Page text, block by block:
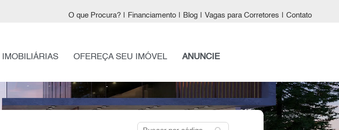
O que Procura? Financiamento Blog Vagas para Corretores Contato
IMOBILIÁRIAS OFEREÇA SEU IMÓVEL ANUNCIE